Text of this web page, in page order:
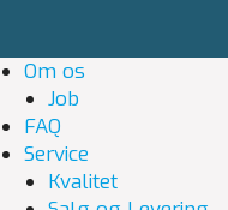
Om os
Job
FAQ
Service
Kvalitet